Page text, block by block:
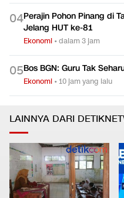
04Perajin Pohon Pinang di
Jelang HUT ke-81
Ekonomi •dalam 3 jam
05Bos BGN: Guru Tak
Ekonomi •10 jam yang lalu
LAINNYA DARI